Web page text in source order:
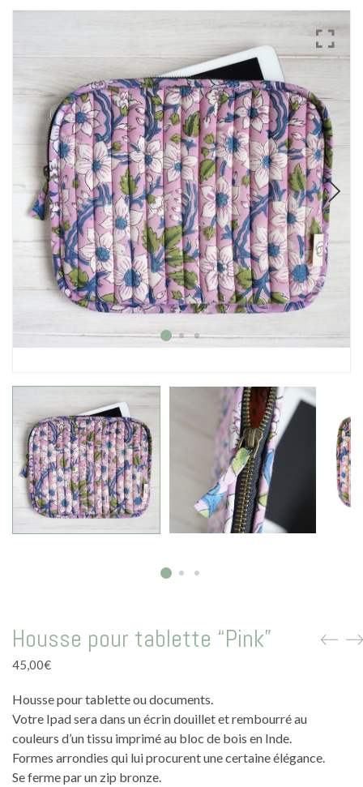
Mode
Blouses et jupes
Sacs en Kantha
Pochettes ordinateur
Trousses de toilette
Objets déco
Patères en métal
Carnet
Thème
La vie en rose
Carte cadeau
Housse pour tablette “Pink”
45,00€
Housse pour tablette ou documents.
Votre Ipad sera dans un écrin douillet et rembourré au
couleurs d’un tissu imprimé au bloc de bois en Inde.
Formes arrondies qui lui procurent une certaine élégance.
Se ferme par un zip bronze.